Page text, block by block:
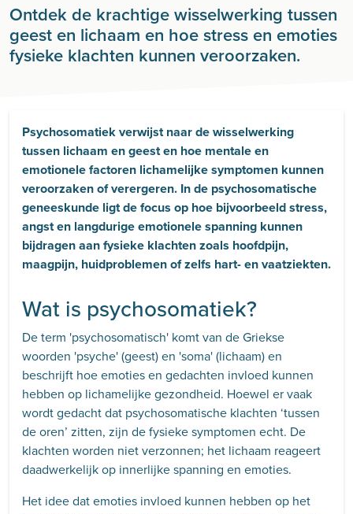
Ontdek de krachtige wisselwerking tussen
geest en lichaam en hoe stress en emoties
fysieke klachten kunnen veroorzaken.
Psychosomatiek verwijst naar de wisselwerking
tussen lichaam en geest en hoe mentale en
emotionele factoren lichamelijke symptomen kunnen
veroorzaken of verergeren. In de psychosomatische
geneeskunde ligt de focus op hoe bijvoorbeeld stress,
angst en langdurige emotionele spanning kunnen
bijdragen aan fysieke klachten zoals hoofdpijn,
maagpijn, huidproblemen of zelfs hart- en vaatziekten.
Wat is psychosomatiek?
De term 'psychosomatisch' komt van de Griekse
woorden 'psyche' (geest) en 'soma' (lichaam) en
beschrijft hoe emoties en gedachten invloed kunnen
hebben op lichamelijke gezondheid. Hoewel er vaak
wordt gedacht dat psychosomatische klachten ‘tussen
de oren’ zitten, zijn de fysieke symptomen echt. De
klachten worden niet verzonnen; het lichaam reageert
daadwerkelijk op innerlijke spanning en emoties.
Het idee dat emoties invloed kunnen hebben op het